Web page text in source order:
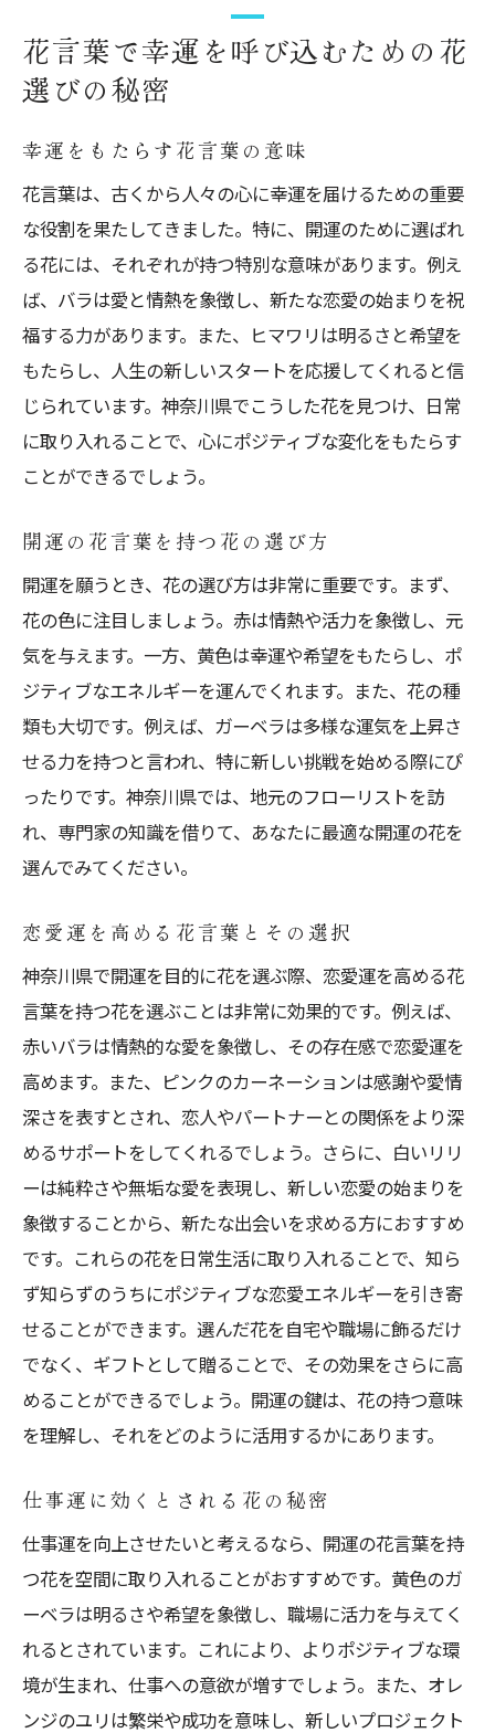
花言葉で幸運を呼び込むための花
選びの秘密
幸運をもたらす花言葉の意味
花言葉は、古くから人々の心に幸運を届けるための重要
な役割を果たしてきました。特に、開運のために選ばれ
る花には、それぞれが持つ特別な意味があります。例え
ば、バラは愛と情熱を象徴し、新たな恋愛の始まりを祝
福する力があります。また、ヒマワリは明るさと希望を
もたらし、人生の新しいスタートを応援してくれると信
じられています。神奈川県でこうした花を見つけ、日常
に取り入れることで、心にポジティブな変化をもたらす
ことができるでしょう。
開運の花言葉を持つ花の選び方
開運を願うとき、花の選び方は非常に重要です。まず、
花の色に注目しましょう。赤は情熱や活力を象徴し、元
気を与えます。一方、黄色は幸運や希望をもたらし、ポ
ジティブなエネルギーを運んでくれます。また、花の種
類も大切です。例えば、ガーベラは多様な運気を上昇さ
せる力を持つと言われ、特に新しい挑戦を始める際にぴ
ったりです。神奈川県では、地元のフローリストを訪
れ、専門家の知識を借りて、あなたに最適な開運の花を
選んでみてください。
恋愛運を高める花言葉とその選択
神奈川県で開運を目的に花を選ぶ際、恋愛運を高める花
言葉を持つ花を選ぶことは非常に効果的です。例えば、
赤いバラは情熱的な愛を象徴し、その存在感で恋愛運を
高めます。また、ピンクのカーネーションは感謝や愛情
深さを表すとされ、恋人やパートナーとの関係をより深
めるサポートをしてくれるでしょう。さらに、白いリリ
ーは純粋さや無垢な愛を表現し、新しい恋愛の始まりを
象徴することから、新たな出会いを求める方におすすめ
です。これらの花を日常生活に取り入れることで、知ら
ず知らずのうちにポジティブな恋愛エネルギーを引き寄
せることができます。選んだ花を自宅や職場に飾るだけ
でなく、ギフトとして贈ることで、その効果をさらに高
めることができるでしょう。開運の鍵は、花の持つ意味
を理解し、それをどのように活用するかにあります。
仕事運に効くとされる花の秘密
仕事運を向上させたいと考えるなら、開運の花言葉を持
つ花を空間に取り入れることがおすすめです。黄色のガ
ーベラは明るさや希望を象徴し、職場に活力を与えてく
れるとされています。これにより、よりポジティブな環
境が生まれ、仕事への意欲が増すでしょう。また、オレ
ンジのユリは繁栄や成功を意味し、新しいプロジェクト